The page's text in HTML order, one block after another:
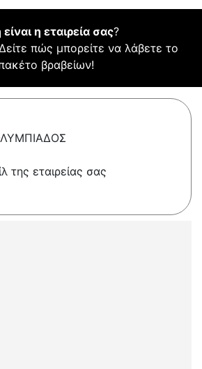
η εταιρεία σας?
πώς μπορείτε να λάβετε το
βραβείων!
της εταιρείας σας